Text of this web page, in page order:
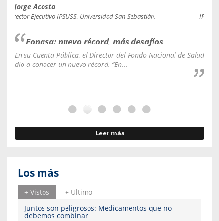
Jorge Acosta
Director Ejecutivo IPSUSS, Universidad San Sebastián.
Fonasa: nuevo récord, más desafíos
En su Cuenta Pública, el Director del Fondo Nacional de Salud
dio a conocer un nuevo récord: “En...
Leer más
Los más
+ Vistos
+ Ultimo
Juntos son peligrosos: Medicamentos que no
debemos combinar